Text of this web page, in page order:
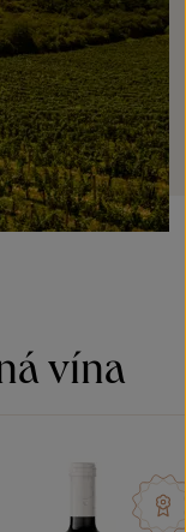
vína